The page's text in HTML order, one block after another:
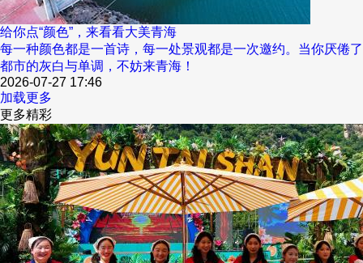
给你点“颜色”，来看看大美青海
每一种颜色都是一首诗，每一处景观都是一次邀约。当你厌倦了
都市的灰白与单调，不妨来青海！
2026-07-27 17:46
加载更多
更多精彩